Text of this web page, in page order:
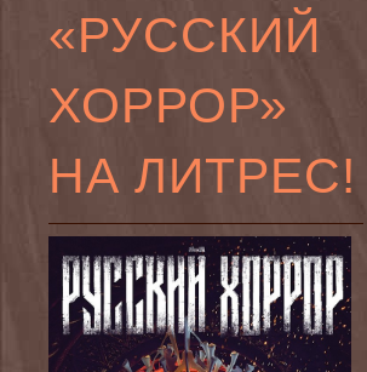
«РУССКИЙ
ХОРРОР»
НА ЛИТРЕС!